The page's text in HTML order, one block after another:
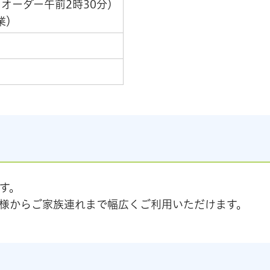
ーダー午前2時30分）
。
らご家族連れまで幅広くご利用いただけます。